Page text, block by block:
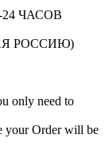
ЧАСОВ
РОССИЮ)
only need to
your Order will be